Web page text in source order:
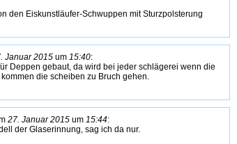
den Eiskunstläufer-Schwuppen mit Sturzpolsterung
Januar 2015 um 15:40:
Deppen gebaut, da wird bei jeder schlägerei wenn die
die scheiben zu Bruch gehen.
27. Januar 2015 um 15:44:
der Glaserinnung, sag ich da nur.